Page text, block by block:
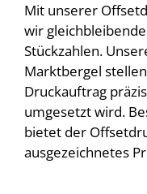
Mit unserer
wir
Stückzahlen.
Marktbergel
Druckauftrag
umgesetzt wird.
bietet der
ausgezeichnetes